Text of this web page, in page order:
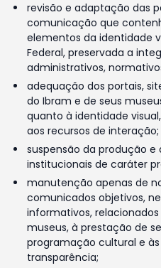
revisão e adaptação das
comunicação que
elementos da identidade
Federal, preservada a
administrativos,
adequação dos portais,
do Ibram e de seus
quanto à identidade
aos recursos de interação;
suspensão da produção
institucionais de caráter
manutenção apenas de
comunicados objetivos,
informativos,
museus, à prestação de
programação cultural e
transparência;